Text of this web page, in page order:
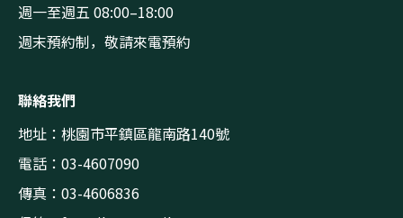
週一至週五 08:00–18:00
週末預約制，敬請來電預約
聯絡我們
地址：桃園市平鎮區龍南路140號
電話：03-4607090
傳真：03-4606836